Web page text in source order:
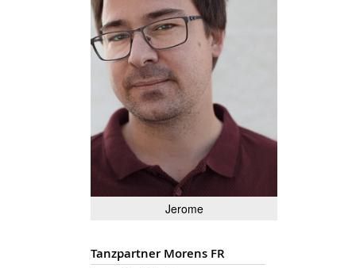
Jerome
Tanzpartner Morens FR